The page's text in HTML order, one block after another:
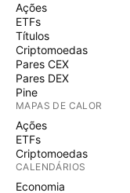
Ações
ETFs
Títulos
Criptomoedas
Pares CEX
Pares DEX
Pine
MAPAS DE CALOR
Ações
ETFs
Criptomoedas
CALENDÁRIOS
Economia